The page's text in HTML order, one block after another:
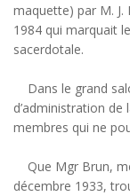
maquette) par M. J.
1984 qui marquait
sacerdotale.
Dans le grand
d’administration de
membres qui ne
Que Mgr Brun,
décembre 1933,